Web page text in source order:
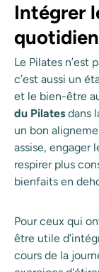
Intégrer
quotidien
Le Pilates n’est
c’est aussi un
et le bien-être
du Pilates dans
un bon
assise, engager
respirer plus
bienfaits en
Pour ceux qui
être utile
cours de la